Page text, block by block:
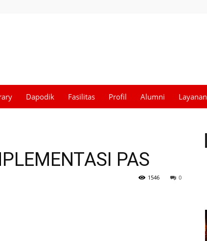
Dapodik Fasilitas Profil Alumni Layanan
PAS
0
1546